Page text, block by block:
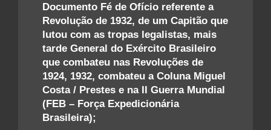
quantidade
Documento Fé de Ofício referente a
Revolução de 1932, de um Capitão que
lutou com as tropas legalistas, mais
tarde General do Exército Brasileiro
que combateu nas Revoluções de
1924, 1932, combateu a Coluna Miguel
Costa / Prestes e na II Guerra Mundial
(FEB – Força Expedicionária
Brasileira);